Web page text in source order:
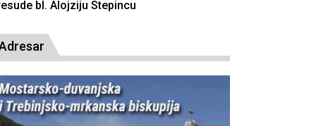
bl. Alojziju Stepincu